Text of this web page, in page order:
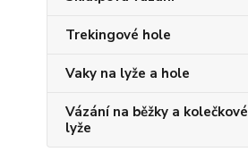
Trekingové hole
Vaky na lyže a hole
Vázání na běžky a kolečkové
lyže